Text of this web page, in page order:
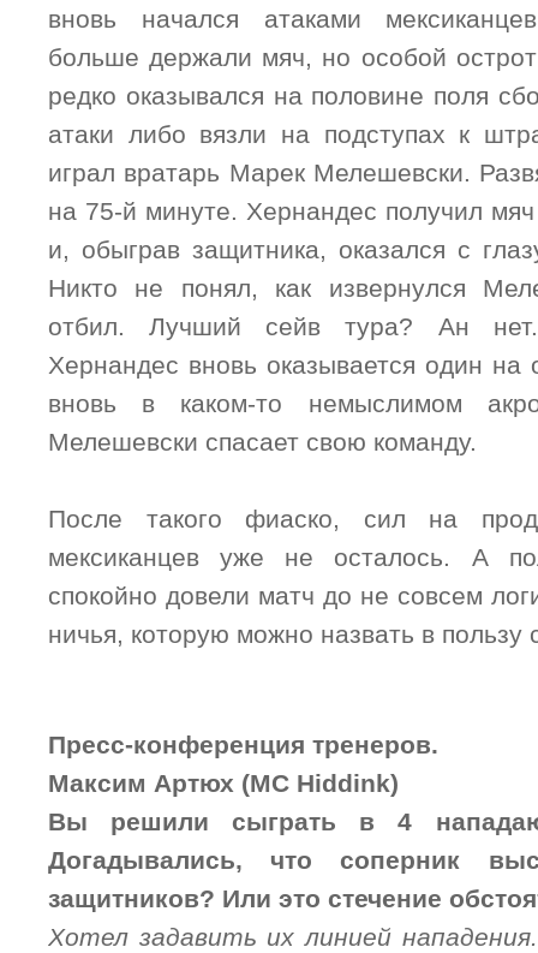
вновь начался атаками
больше держали мяч, но особой
редко оказывался на половине поля
атаки либо вязли на подступах к
играл вратарь Марек Мелешевски.
на 75-й минуте. Хернандес получил
и, обыграв защитника, оказался с
Никто не понял, как извернулся
отбил. Лучший сейв тура? Ан
Хернандес вновь оказывается один на
вновь в каком-то немыслимом
Мелешевски спасает свою команду.
После такого фиаско, сил на
мексиканцев уже не осталось. А
спокойно довели матч до не совсем
ничья, которую можно назвать в
Пресс-конференция тренеров.
Максим Артюх (MC Hiddink)
Вы решили сыграть в 4
Догадывались, что соперник
защитников? Или это стечение
Хотел задавить их линией